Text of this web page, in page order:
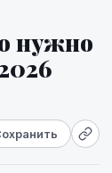
нужно